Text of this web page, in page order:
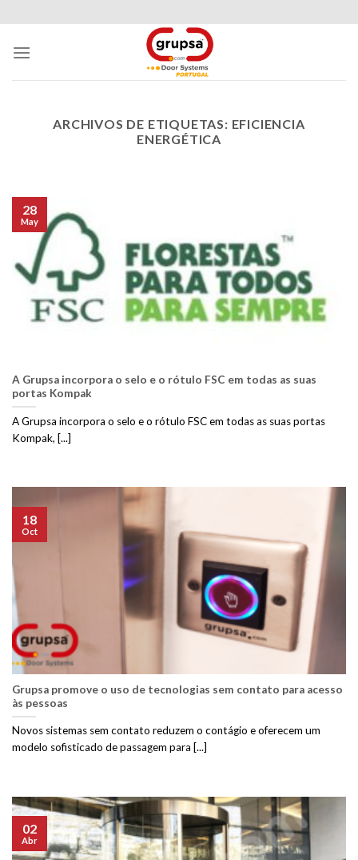
to
content
ARCHIVOS DE ETIQUETAS: EFICIENCIA
ENERGÉTICA
A Grupsa incorpora o selo e o rótulo FSC em todas as suas
portas Kompak
A Grupsa incorpora o selo e o rótulo FSC em todas as suas portas
Kompak, [...]
28
May
Grupsa promove o uso de tecnologias sem contato para acesso
às pessoas
Novos sistemas sem contato reduzem o contágio e oferecem um
modelo sofisticado de passagem para [...]
18
Oct
02
Abr